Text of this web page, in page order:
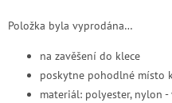
Položka byla vyprodána…
na zavěšení do klece
poskytne pohodlné místo
materiál: polyester, nylon